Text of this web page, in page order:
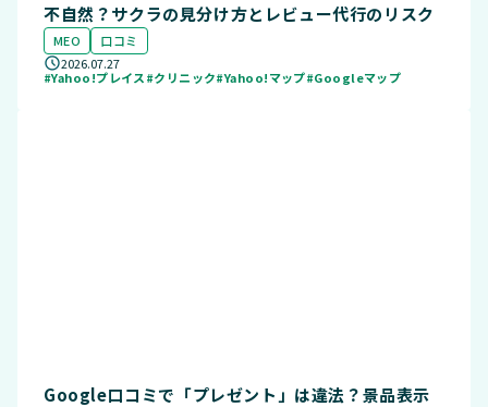
不自然？サクラの見分け方とレビュー代行のリスク
MEO
口コミ
2026.07.27
#Yahoo!プレイス#クリニック#Yahoo!マップ#Googleマップ
Google口コミで「プレゼント」は違法？景品表示